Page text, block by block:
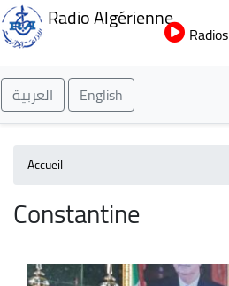
au
Radio Algérienne
Radios
العربية English
Accueil
Constantine